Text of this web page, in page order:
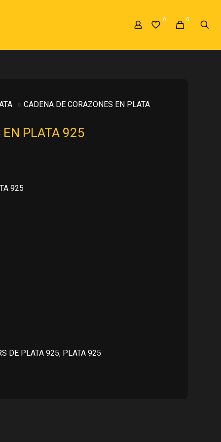
0 0
» CADENA DE CORAZONES EN PLATA
EN PLATA 925
925
DE PLATA 925, PLATA 925